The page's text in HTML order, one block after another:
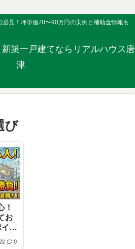
必見！坪単価70〜90万円の実例と補助金情報も
築一戸建てならリアルハウス唐
津
び
！
お
ン
0